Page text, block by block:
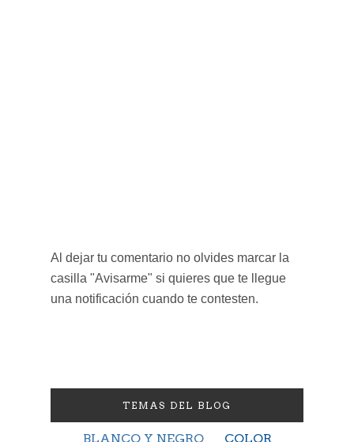
Al dejar tu comentario no olvides marcar la
casilla "Avisarme" si quieres que te llegue
una notificación cuando te contesten.
TEMAS DEL BLOG
BLANCO Y NEGRO
COLOR